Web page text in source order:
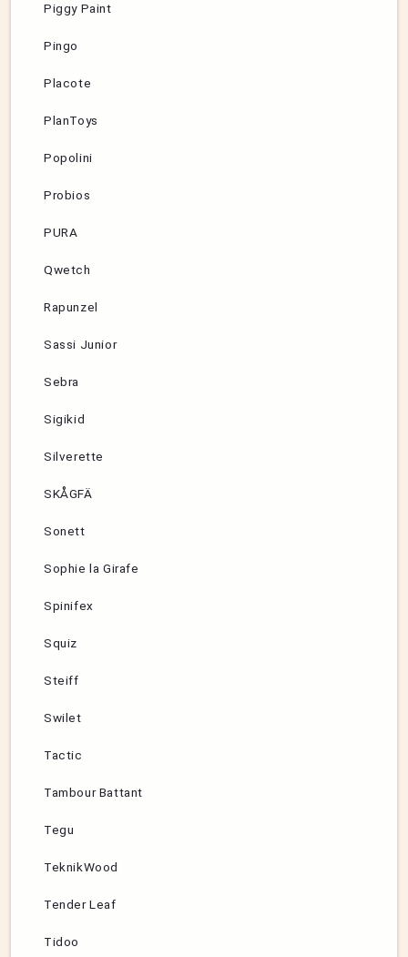
Piggy Paint
Pingo
Placote
PlanToys
Popolini
Probios
PURA
Qwetch
Rapunzel
Sassi Junior
Sebra
Sigikid
Silverette
SKÅGFÄ
Sonett
Sophie la Girafe
Spinifex
Squiz
Steiff
Swilet
Tactic
Tambour Battant
Tegu
TeknikWood
Tender Leaf
Tidoo